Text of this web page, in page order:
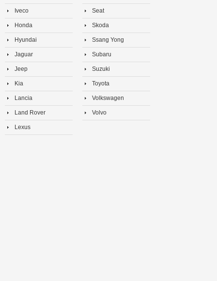
Iveco
Honda
Hyundai
Jaguar
Jeep
Kia
Lancia
Land Rover
Lexus
Seat
Skoda
Ssang Yong
Subaru
Suzuki
Toyota
Volkswagen
Volvo